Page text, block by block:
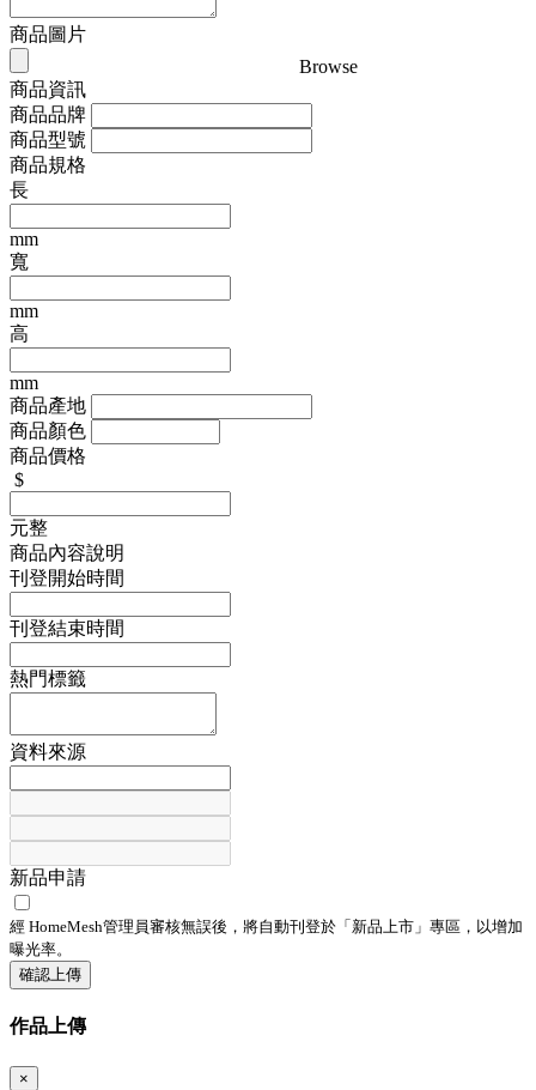
商品圖片
Browse
商品資訊
商品品牌
商品型號
商品規格
長
mm
寬
mm
高
mm
商品產地
商品顏色
商品價格
$
元整
商品內容說明
刊登開始時間
刊登結束時間
熱門標籤
資料來源
新品申請
經 HomeMesh管理員審核無誤後，將自動刊登於「 新品上市 」專區，以增加
曝光率。
確認上傳
作品上傳
×